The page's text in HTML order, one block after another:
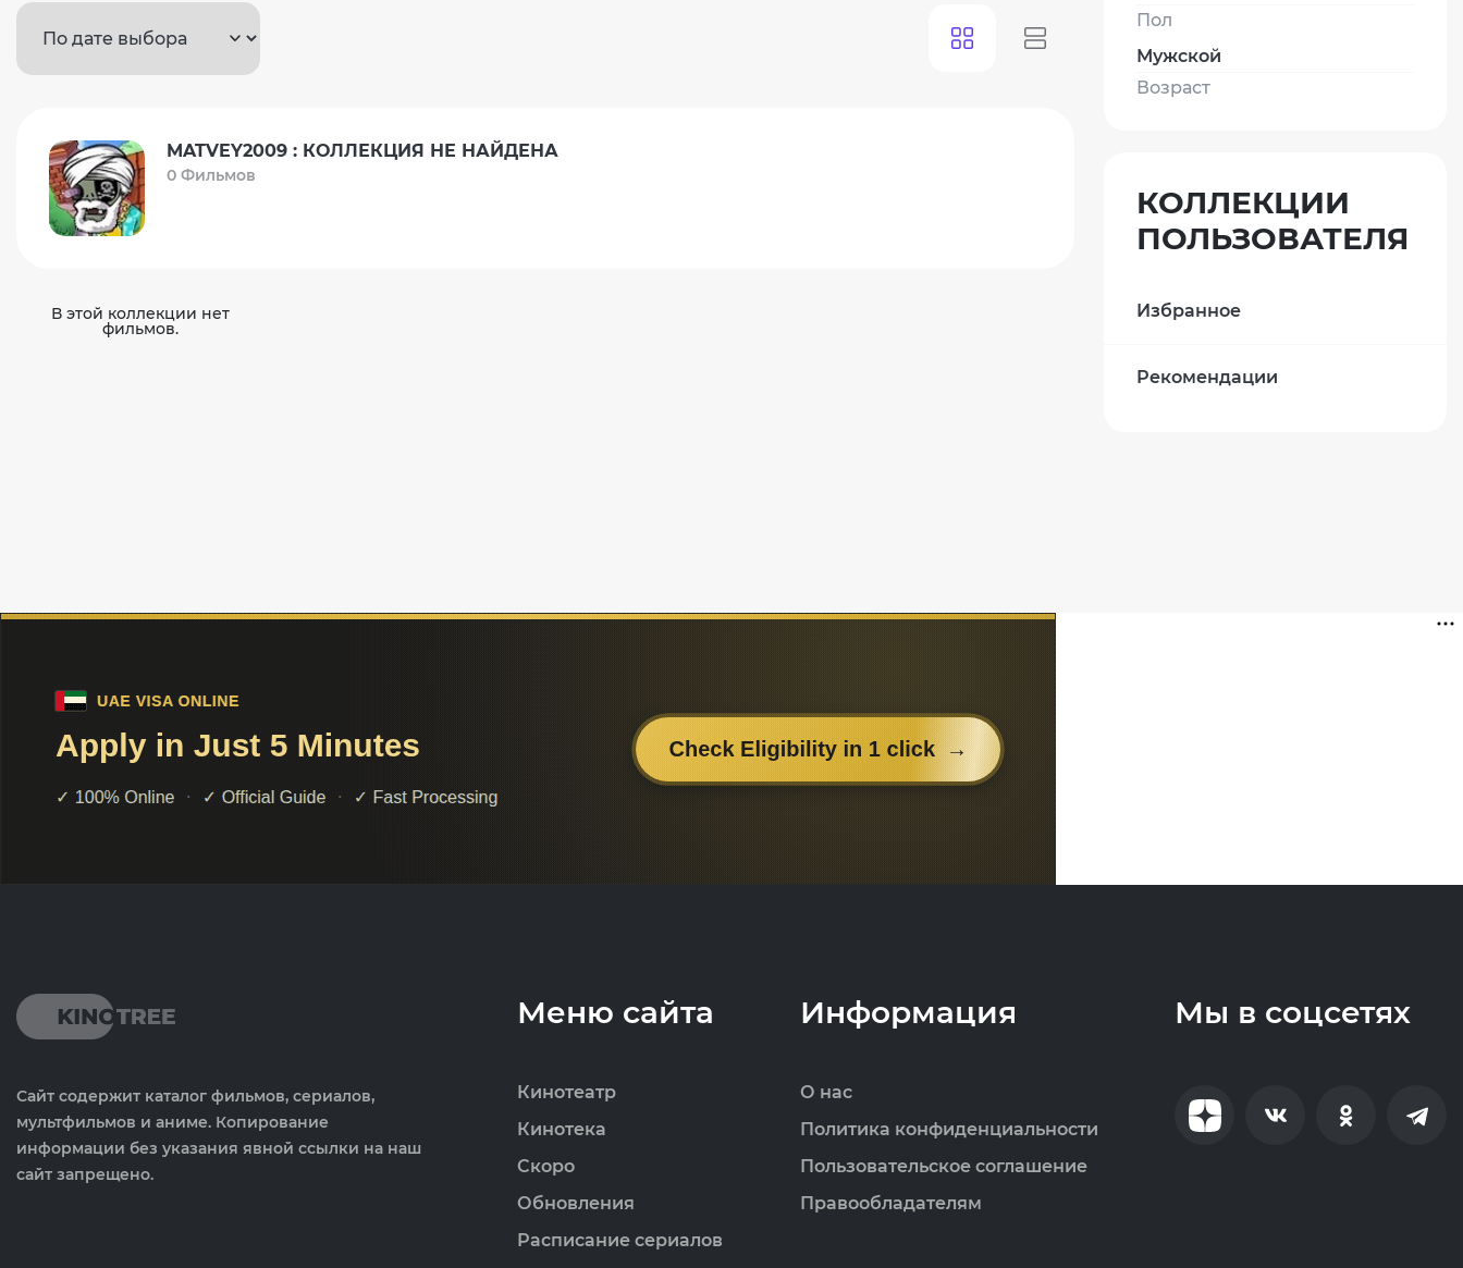
MATVEY2009 : КОЛЛЕКЦИЯ НЕ НАЙДЕНА
0 Фильмов
В этой коллекции нет
фильмов.
Пол
Мужской
Возраст
КОЛЛЕКЦИИ
ПОЛЬЗОВАТЕЛЯ
Избранное
Рекомендации
Сайт содержит каталог фильмов, сериалов,
мультфильмов и аниме. Копирование
информации без указания явной ссылки на наш
сайт запрещено.
Меню сайта
Кинотеатр
Кинотека
Скоро
Обновления
Расписание сериалов
Информация
О нас
Политика конфиденциальности
Пользовательское соглашение
Правообладателям
Мы в соцсетях